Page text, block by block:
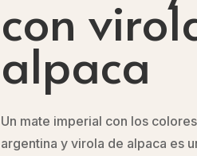
con
alpaca
Un mate imperial con los
argentina y virola de alpaca es